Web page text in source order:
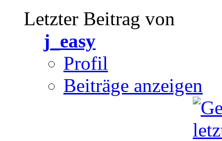
Letzter Beitrag von
j_easy
Profil
Beiträge anzeigen